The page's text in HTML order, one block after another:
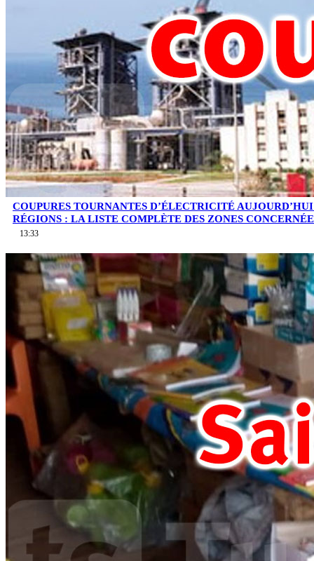
COUPURES TOURNANTES D’ÉLECTRICITÉ
RÉGIONS : LA LISTE COMPLÈTE DES ZONES
13:33